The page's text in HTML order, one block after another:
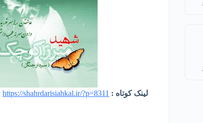
لینک کوتاه : https://shahrdarisiahkal.ir/?p=8311